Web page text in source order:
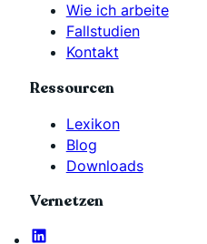
Wie ich arbeite
Fallstudien
Kontakt
Ressourcen
Lexikon
Blog
Downloads
Vernetzen